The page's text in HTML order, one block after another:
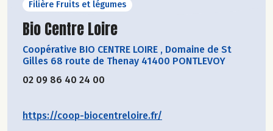
Filière Fruits et légumes
Découvrir le producteur
Bio Centre Loire
Coopérative BIO CENTRE LOIRE , Domaine de St
Gilles 68 route de Thenay 41400 PONTLEVOY
02 09 86 40 24 00
https://coop-biocentreloire.fr/